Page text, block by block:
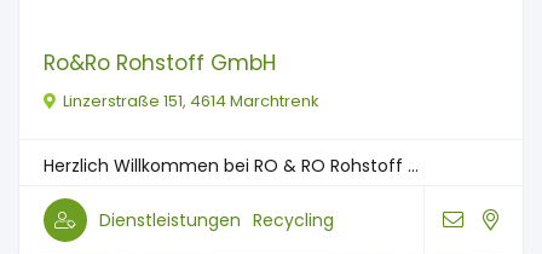
Ro&Ro Rohstoff GmbH
Linzerstraße 151, 4614 Marchtrenk
Herzlich Willkommen bei RO & RO Rohstoff ...
Dienstleistungen Recycling